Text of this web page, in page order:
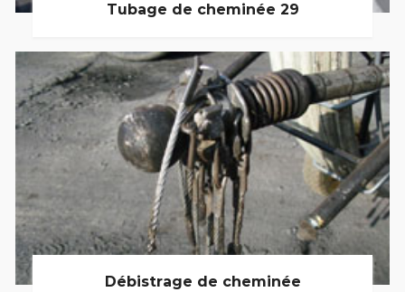
Tubage de cheminée 29
Débistrage de cheminée